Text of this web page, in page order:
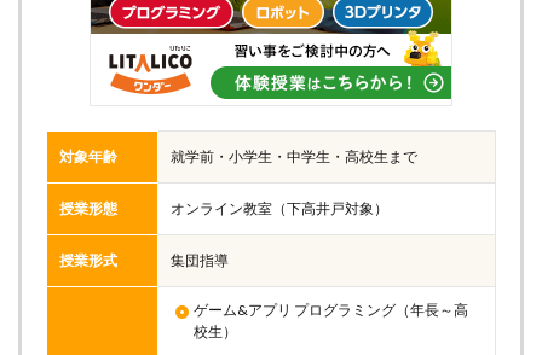
対象年齢 就学前・小学生・中学生・高校生まで
授業形態 オンライン教室（下高井戸対象）
授業形式 集団指導
ゲーム&アプリ プログラミング（年長～高
校生）